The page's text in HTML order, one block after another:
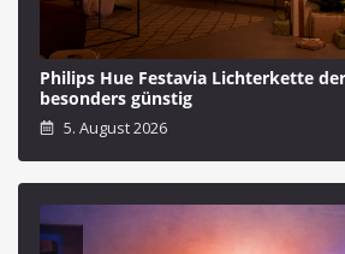
Philips Hue Festavia Lichterkette
besonders günstig
5. August 2026